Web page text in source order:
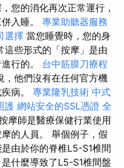
您的消化再次正常運行，
入睡。 專業助聽器服務
選擇 當您睡覺時，您的身
些形式的「按摩」是由
行的。 台中筋膜刀療程
，他們沒有在任何官方機
病。 專業隆乳技術 中式
護 網站安全的SSL憑證 全
摩師是醫療保健行業使用
的人員。 舉個例子，假
由於你的脊椎L5-S1椎間
什麼導致了L5-S1椎間盤